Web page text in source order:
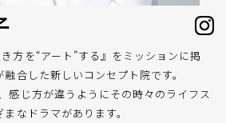
方を“アート”する』をミッションに掲
合した新しいコンセプト院です。
感じ方が違うようにその時々のライフス
なドラマがあります。